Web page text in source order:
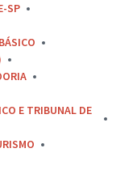
SP
E TRIBUNAL DE